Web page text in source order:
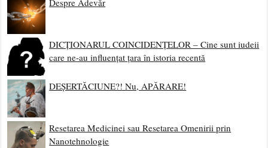
Despre Adevăr
DICȚIONARUL COINCIDENȚELOR – Cine sunt iudeii
care ne-au influențat țara în istoria recentă
DEȘERTĂCIUNE?! Nu, APĂRARE!
Resetarea Medicinei sau Resetarea Omenirii prin
Nanotehnologie